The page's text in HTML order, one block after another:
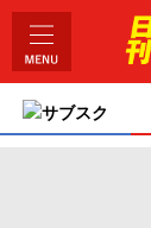
サブスク